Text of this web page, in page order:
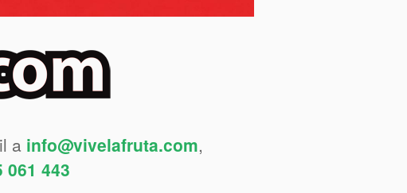
a info@vivelafruta.com,
061 443